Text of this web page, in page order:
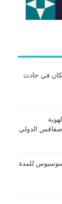
في حادث
صفاقس الدولي
سوسيوس للمدة